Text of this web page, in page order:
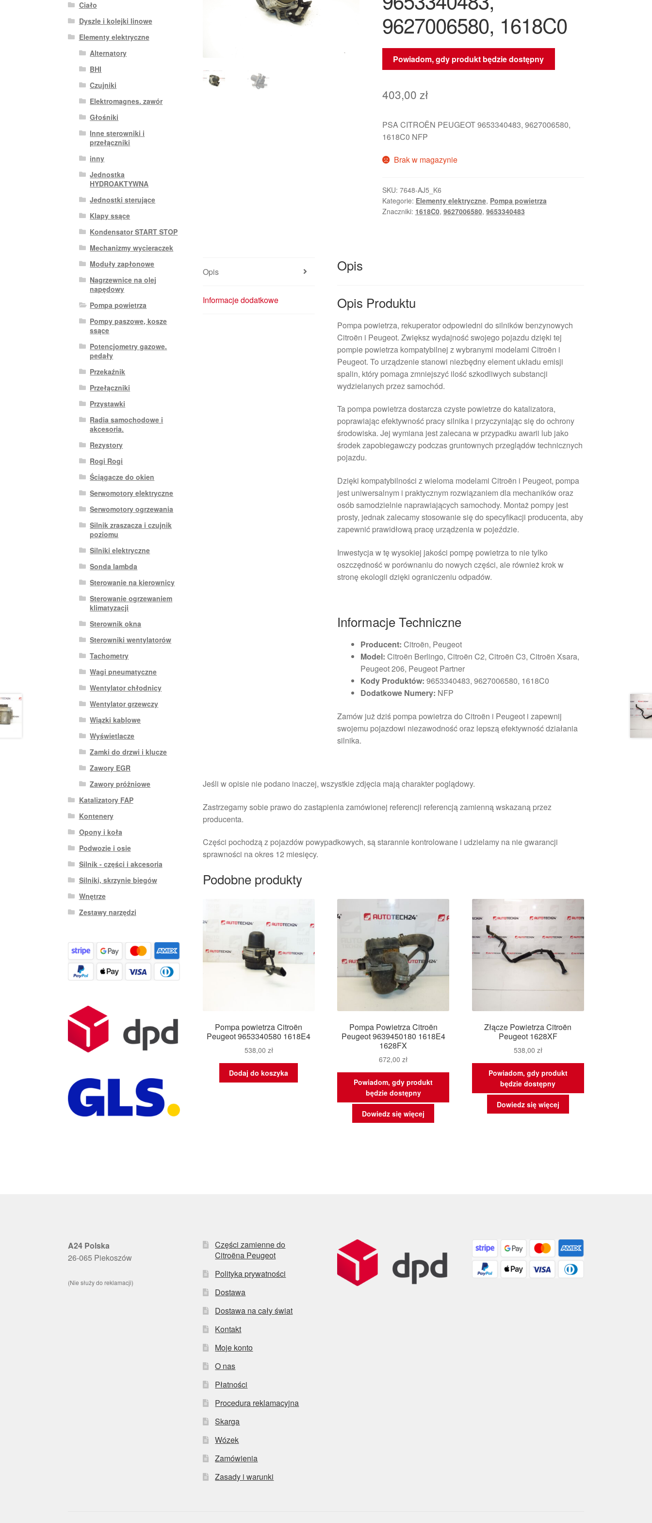
9627006580, 1618C0
Powiadom, gdy produkt będzie dostępny
403,00 zł
PSA CITROËN PEUGEOT 9653340483, 9627006580,
1618C0 NFP
Brak w magazynie
SKU: 7648-AJ5_K6
Kategorie: Elementy elektryczne, Pompa powietrza
Znaczniki: 1618C0, 9627006580, 9653340483
Opis
Informacje dodatkowe
Opis
Opis Produktu
Pompa powietrza, rekuperator odpowiedni do silników benzynowych
Citroën i Peugeot. Zwiększ wydajność swojego pojazdu dzięki tej
pompie powietrza kompatybilnej z wybranymi modelami Citroën i
Peugeot. To urządzenie stanowi niezbędny element układu emisji
spalin, który pomaga zmniejszyć ilość szkodliwych substancji
wydzielanych przez samochód.
Ta pompa powietrza dostarcza czyste powietrze do katalizatora,
poprawiając efektywność pracy silnika i przyczyniając się do ochrony
środowiska. Jej wymiana jest zalecana w przypadku awarii lub jako
środek zapobiegawczy podczas gruntownych przeglądów technicznych
pojazdu.
Dzięki kompatybilności z wieloma modelami Citroën i Peugeot, pompa
jest uniwersalnym i praktycznym rozwiązaniem dla mechaników oraz
osób samodzielnie naprawiających samochody. Montaż pompy jest
prosty, jednak zalecamy stosowanie się do specyfikacji producenta, aby
zapewnić prawidłową pracę urządzenia w pojeździe.
Inwestycja w tę wysokiej jakości pompę powietrza to nie tylko
oszczędność w porównaniu do nowych części, ale również krok w
stronę ekologii dzięki ograniczeniu odpadów.
Informacje Techniczne
Producent: Citroën, Peugeot
Model: Citroën Berlingo, Citroën C2, Citroën C3, Citroën Xsara,
Peugeot 206, Peugeot Partner
Kody Produktów: 9653340483, 9627006580, 1618C0
Dodatkowe Numery: NFP
Zamów już dziś pompa powietrza do Citroën i Peugeot i zapewnij
swojemu pojazdowi niezawodność oraz lepszą efektywność działania
silnika.
Jeśli w opisie nie podano inaczej, wszystkie zdjęcia mają charakter poglądowy.
Zastrzegamy sobie prawo do zastąpienia zamówionej referencji referencją zamienną wskazaną przez
producenta.
Części pochodzą z pojazdów powypadkowych, są starannie kontrolowane i udzielamy na nie gwarancji
sprawności na okres 12 miesięcy.
Podobne produkty
Pompa powietrza Citroën
Peugeot 9653340580 1618E4
538,00 zł
Dodaj do koszyka
Pompa Powietrza Citroën
Peugeot 9639450180 1618E4
1628FX
672,00zł
Powiadom, gdy produkt
będzie dostępny
Dowiedz się więcej
Złącze Powietrza Citroën
Peugeot 1628XF
538,00 zł
Powiadom, gdy produkt
będzie dostępny
Dowiedz się więcej
Ciało
Dyszle i kolejki linowe
Elementy elektryczne
Alternatory
BHI
Czujniki
Elektromagnes. zawór
Głośniki
Inne sterowniki i
przełączniki
inny
Jednostka
HYDROAKTYWNA
Jednostki sterujące
Klapy ssące
Kondensator START STOP
Mechanizmy wycieraczek
Moduły zapłonowe
Nagrzewnice na olej
napędowy
Pompa powietrza
Pompy paszowe, kosze
ssące
Potencjometry gazowe.
pedały
Przekaźnik
Przełączniki
Przystawki
Radia samochodowe i
akcesoria.
Rezystory
Rogi Rogi
Ściągacze do okien
Serwomotory elektryczne
Serwomotory ogrzewania
Silnik zraszacza i czujnik
poziomu
Silniki elektryczne
Sonda lambda
Sterowanie na kierownicy
Sterowanie ogrzewaniem
klimatyzacji
Sterownik okna
Sterowniki wentylatorów
Tachometry
Wagi pneumatyczne
Wentylator chłodnicy
Wentylator grzewczy
Wiązki kablowe
Wyświetlacze
Zamki do drzwi i klucze
Zawory EGR
Zawory próżniowe
Katalizatory FAP
Kontenery
Opony i koła
Podwozie i osie
Silnik - części i akcesoria
Silniki, skrzynie biegów
Wnętrze
Zestawy narzędzi
A24 Polska
26-065 Piekoszów
(Nie służy do reklamacji)
Części zamienne do
Citroëna Peugeot
Polityka prywatności
Dostawa
Dostawa na cały świat
Kontakt
Moje konto
O nas
Płatności
Procedura reklamacyjna
Skarga
Wózek
Zamówienia
Zasady i warunki